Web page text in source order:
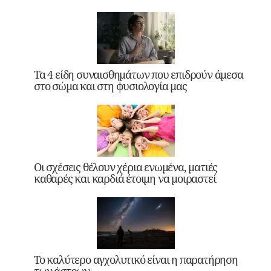
Τα 4 είδη συναισθημάτων που επιδρούν άμεσα
στο σώμα και στη φυσιολογία μας
Οι σχέσεις θέλουν χέρια ενωμένα, ματιές
καθαρές και καρδιά έτοιμη να μοιραστεί
Το καλύτερο αγχολυτικό είναι η παρατήρηση